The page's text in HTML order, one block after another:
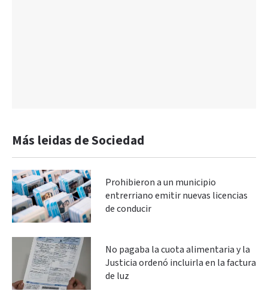
Más leidas de Sociedad
Prohibieron a un municipio
entrerriano emitir nuevas licencias
de conducir
No pagaba la cuota alimentaria y la
Justicia ordenó incluirla en la factura
de luz